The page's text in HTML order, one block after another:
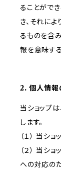
ることがで
き、それに
るものを含
報を意味す
2. 個人情報
当ショップ
します。
（１） 当シ
（２） 当シ
への対応の